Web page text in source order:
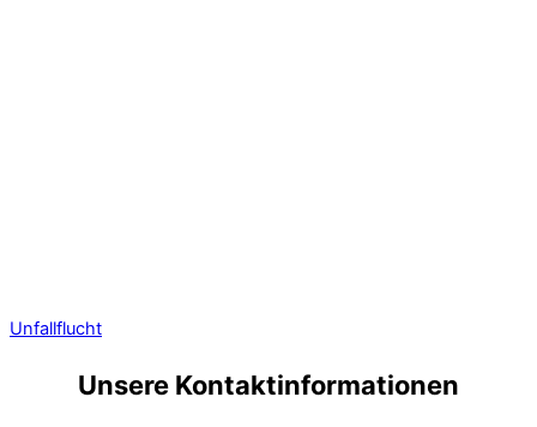
Unfallflucht
Unsere Kontaktinformationen